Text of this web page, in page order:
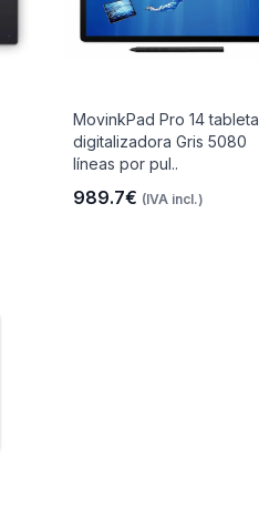
MovinkPad Pro 14 tableta
digitalizadora Gris 5080
líneas por pul..
989.7€ (IVA incl.)